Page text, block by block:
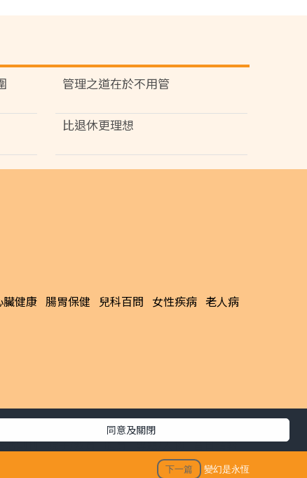
管理之道在於不用管
比退休更理想
下一篇 變幻是永恆
臟健康 腸胃保健 兒科百問 女性疾病 老人病
活副刊 親子/教育 體育 專題/人物 昔日晴報
香港經濟日報版權所有©2026
同意及關閉